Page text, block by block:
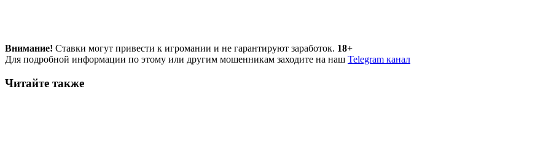
Внимание! Ставки могут привести к игромании и не гарантируют заработок. 18+
Для подробной информации по этому или другим мошенникам заходите на наш Telegram канал
Читайте также